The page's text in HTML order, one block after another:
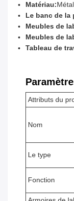
Matériau:Métal
Le banc de la
Meubles de
Meubles de
Tableau de
Attributs du
Nom
Le type
Fonction